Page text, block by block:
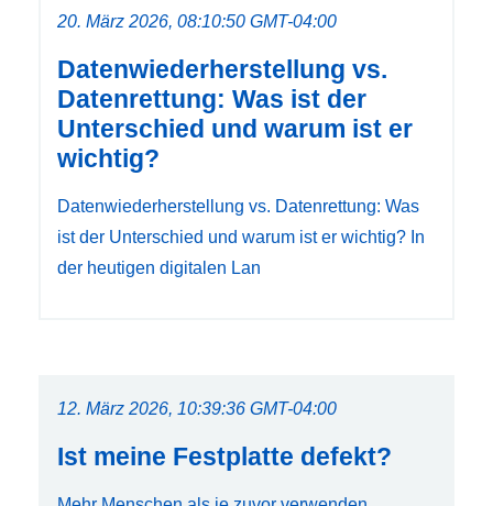
20. März 2026, 08:10:50 GMT-04:00
Datenwiederherstellung vs.
Datenrettung: Was ist der
Unterschied und warum ist er
wichtig?
Datenwiederherstellung vs. Datenrettung: Was
ist der Unterschied und warum ist er wichtig? In
der heutigen digitalen Lan
12. März 2026, 10:39:36 GMT-04:00
Ist meine Festplatte defekt?